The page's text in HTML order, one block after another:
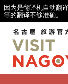
因为是翻译机自动翻
等的翻译不够准确。